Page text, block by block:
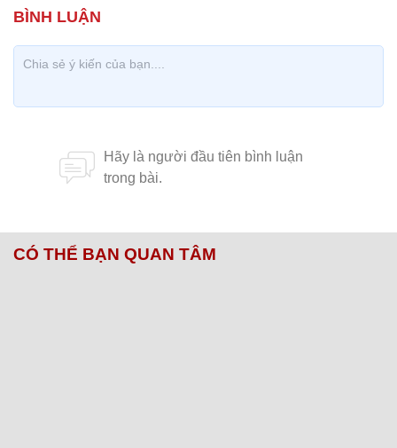
CÓ THỂ BẠN QUAN TÂM